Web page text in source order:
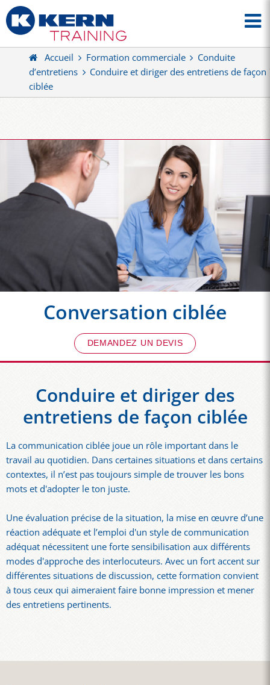
Accueil Formation commerciale
Conduite
d’entretiens
Conduire et diriger des entretiens de façon
ciblée
Conversation ciblée
DEMANDEZ UN DEVIS
Conduire et diriger des
entretiens de façon ciblée
La communication ciblée joue un rôle important dans le
travail au quotidien. Dans certaines situations et dans certains
contextes, il n’est pas toujours simple de trouver les bons
mots et d'adopter le ton juste.
Une évaluation précise de la situation, la mise en œuvre d’une
réaction adéquate et l’emploi d'un style de communication
adéquat nécessitent une forte sensibilisation aux différents
modes d'approche des interlocuteurs. Avec un fort accent sur
différentes situations de discussion, cette formation convient
à tous ceux qui aimeraient faire bonne impression et mener
des entretiens pertinents.